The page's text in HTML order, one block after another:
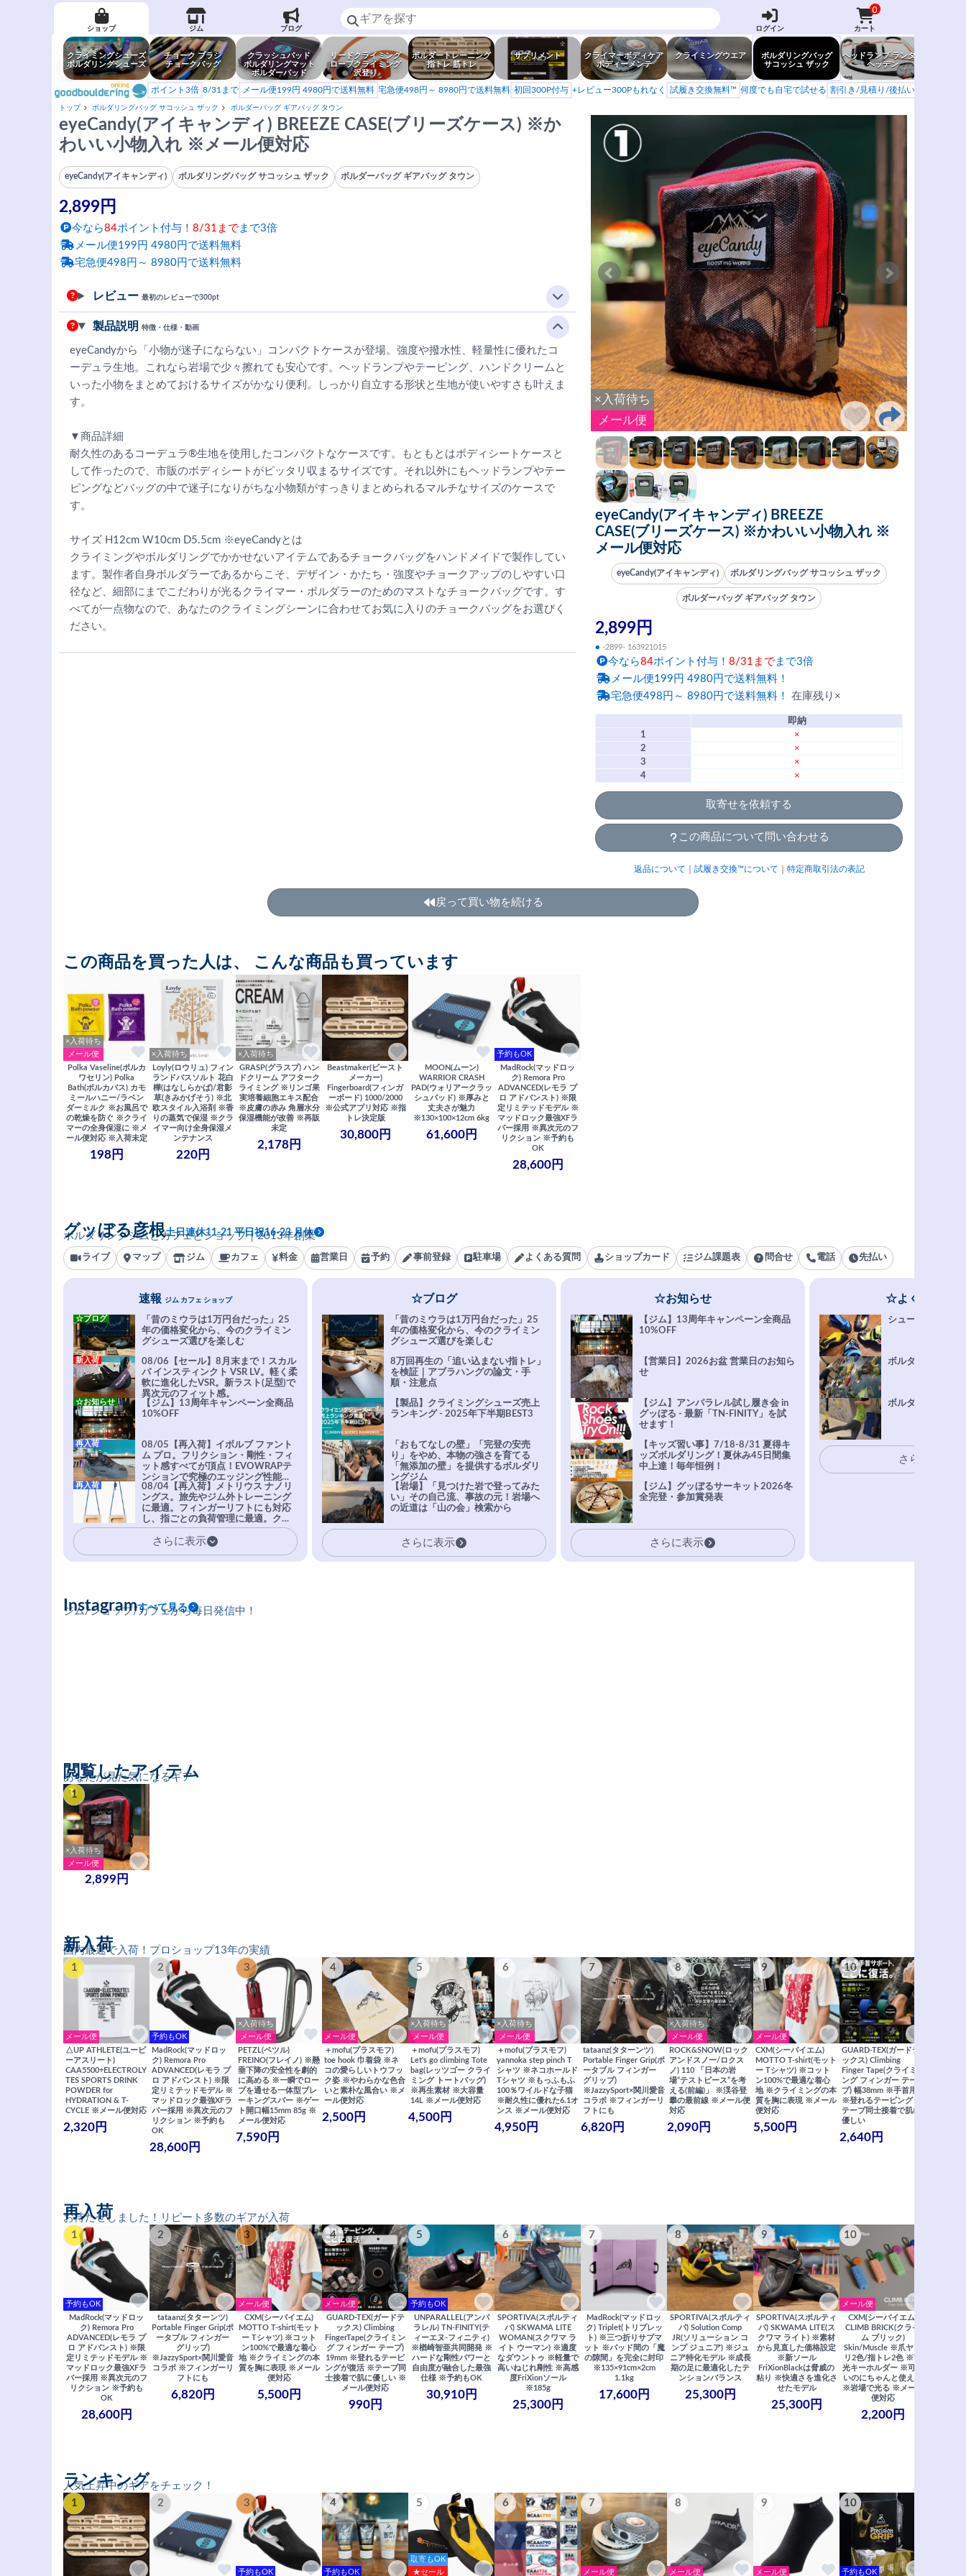
ショップ ジム ブログ ログイン
0
カート
クライミングシューズ
ボルダリングシューズ
チョーク ブラシ
チョークバッグ
クラッシュパッド
ボルダリングマット
ボルダーパッド
リードクライミング
ロープクライミング
沢登り
ボルダートレーニング
指トレ 筋トレ
サプリメント
クライマーボディケア
ボディーメンテ
クライミングウエア
ボルダリングバッグ
サコッシュ ザック
ヘッドランプ ランタン
ヘッデン
ポイント3倍 8/31まで メール便199円 4980円で送料無料 宅急便498円～ 8980円で送料無料 初回300P付与 +レビュー300Pもれなく 試履き交換無料™ 何度でも自宅で試せる 割引き/見積り/後払い
トップ ボルダリングバッグ サコッシュ ザック ボルダーバッグ ギアバッグ タウン
×入荷待ち
メール便
eyeCandy(アイキャンディ) BREEZE
CASE(ブリーズケース) ※かわいい小物入れ ※
メール便対応
eyeCandy(アイキャンディ) ボルダリングバッグ サコッシュ ザック
ボルダーバッグ ギアバッグ タウン
2,899円
● -2899- 163921015
今なら84ポイント付与！ 8/31まで まで3倍
メール便199円 4980円で送料無料！
宅急便498円～ 8980円で送料無料！ 在庫残り×
即納
1
×
2
×
3
×
4
×
取寄せを依頼する
この商品について問い合わせる
返品について 試履き交換™について 特定商取引法の表記
eyeCandy(アイキャンディ) BREEZE CASE(ブリーズケース) ※か
わいい小物入れ ※メール便対応
eyeCandy(アイキャンディ) ボルダリングバッグ サコッシュ ザック ボルダーバッグ ギアバッグ タウン
2,899円
今なら84ポイント付与！ 8/31まで まで3倍
メール便199円 4980円で送料無料
宅急便498円～ 8980円で送料無料
レビュー 最初のレビューで300pt
製品説明 特徴・仕様・動画
eyeCandyから「小物が迷子にならない」コンパクトケースが登場。強度や撥水性、軽量性に優れたコ
ーデュラ生地。これなら岩場で少々擦れても安心です。ヘッドランプやテーピング、ハンドクリームと
いった小物をまとめておけるサイズがかなり便利。しっかり自立する形状と生地が使いやすさも叶えま
す。
▼商品詳細
耐久性のあるコーデュラ®︎生地を使用したコンパクトなケースです。もともとはボディシートケースと
して作ったので、市販のボディシートがピッタリ収まるサイズです。それ以外にもヘッドランプやテー
ピングなどバッグの中で迷子になりがちな小物類がすっきりまとめられるマルチなサイズのケースで
す。
サイズ H12cm W10cm D5.5cm ※eyeCandyとは
クライミングやボルダリングでかかせないアイテムであるチョークバッグをハンドメイドで製作してい
ます。製作者自身ボルダラーであるからこそ、デザイン・かたち・強度やチョークアップのしやすい口
径など、細部にまでこだわりが光るクライマー・ボルダラーのためのマストなチョークバッグです。す
べてが一点物なので、あなたのクライミングシーンに合わせてお気に入りのチョークバッグをお選びく
ださい。
戻って買い物を続ける
この商品を買った人は、 こんな商品も買っています
×入荷待ち
メール便
Polka Vaseline(ポルカ
ワセリン) Polka
Bath(ポルカバス) カモ
ミールハニー/ラベン
ダーミルク ※お風呂で
の乾燥を防ぐ ※クライ
マーの全身保湿に ※メ
ール便対応 ※入荷未定
198円
×入荷待ち
Loyly(ロウリュ) フィン
ランドバスソルト 花白
樺(はなしらかば)/君影
草(きみかげそう) ※北
欧スタイル入浴剤 ※香
りの蒸気で保湿 ※クラ
イマー向け全身保湿メ
ンテナンス
220円
×入荷待ち
GRASP(グラスプ) ハン
ドクリーム アフターク
ライミング ※リンゴ果
実培養細胞エキス配合
※皮膚の赤み 角層水分
保湿機能が改善 ※再販
未定
2,178円
Beastmaker(ビースト
メーカー)
Fingerboard(フィンガ
ーボード) 1000/2000
※公式アプリ対応 ※指
トレ決定版
30,800円
MOON(ムーン)
WARRIOR CRASH
PAD(ウォリアークラッ
シュパッド) ※厚みと
丈夫さが魅力
※130×100×12cm 6kg
61,600円
予約もOK
MadRock(マッドロッ
ク) Remora Pro
ADVANCED(レモラ プ
ロ アドバンスト) ※限
定リミテッドモデル ※
マッドロック最強XFラ
バー採用 ※異次元のフ
リクション ※予約も
OK
28,600円
ボルダリングジムとカフェとショップ｜2013年創業
グッぼる彦根土日連休11-21 平日祝16-23 月休
ライブ マップ ジム カフェ 料金 営業日 予約 事前登録 駐車場 よくある質問 ショップカード ジム課題表 問合せ 電話 先払い
速報 ジム カフェ ショップ
「昔のミウラは1万円台だった」25
年の価格変化から、今のクライミン
グシューズ選びを楽しむ
☆ブログ
08/06【セール】8月末まで！スカル
パ インスティンクト VSR LV。軽く柔
軟に進化したVSR。新ラスト(足型)で
異次元のフィット感。
新入荷
【ジム】13周年キャンペーン全商品
10%OFF
☆お知らせ
08/05【再入荷】イボルブ ファント
ム プロ。フリクション・剛性・フィ
ット感すべてが頂点！EVOWRAPテ
ンションで究極のエッジング性能を
実現。進化系ラバーEvo-74はTRAX
を凌駕する粘着力で極小ホールドに
安心感。
再入荷
08/04【再入荷】メトリウス ナノリ
ングス。旅先やジム外トレーニング
に最適。フィンガーリフトにも対応
し、指ごとの負荷管理に最適。クラ
イマーの指を本気で鍛えるギア。
再入荷
さらに表示
☆ブログ
「昔のミウラは1万円台だった」25
年の価格変化から、今のクライミン
グシューズ選びを楽しむ
8万回再生の「追い込まない指トレ」
を検証｜アブラハングの論文・手
順・注意点
【製品】クライミングシューズ売上
ランキング - 2025年下半期BEST3
「おもてなしの壁」「完登の安売
り」をやめ、本物の強さを育てる
「無添加の壁」を提供するボルダリ
ングジム
【岩場】「見つけた岩で登ってみた
い」その自己流、事故の元！岩場へ
の近道は「山の会」検索から
さらに表示
☆お知らせ
【ジム】13周年キャンペーン全商品
10%OFF
【営業日】2026お盆 営業日のお知ら
せ
【ジム】アンパラレル試し履き会 in
グッぼる - 最新「TN-FINITY」を試
せます！
【キッズ習い事】7/18-8/31 夏得キ
ッズボルダリング！夏休み45日間集
中上達！毎年恒例！
【ジム】グッぼるサーキット2026冬
全完登・参加賞発表
さらに表示
☆よくある質
シューズ選びFAQ
ボルダリング上達
ボルダリングトレ
さらに表示
ジム/ショップ/カフェから毎日発信中！
Instagramすべて見る
あなたが見た気になるギア
閲覧したアイテム
1
×入荷待ち
メール便
2,899円
国内最速で入荷！プロショップ13年の実績
新入荷
1
メール便
△UP ATHLETE(ユーピ
ーアスリート)
CAA5500+ELECTROLY
TES SPORTS DRINK
POWDER for
HYDRATION & T-
CYCLE ※メール便対応
2,320円
2
予約もOK
MadRock(マッドロッ
ク) Remora Pro
ADVANCED(レモラ プ
ロ アドバンスト) ※限
定リミテッドモデル ※
マッドロック最強XFラ
バー採用 ※異次元のフ
リクション ※予約も
OK
28,600円
3
×入荷待ち
メール便
PETZL(ペツル)
FREINO(フレイノ) ※懸
垂下降の安全性を劇的
に高める ※一瞬でロー
プを通せる一体型ブレ
ーキングスパー ※ゲー
ト開口幅15mm 85g ※
メール便対応
7,590円
4
メール便
＋mofu(プラスモフ)
toe hook 巾着袋 ※ネ
コの愛らしいトウフッ
ク姿 ※やわらかな色合
いと素朴な風合い ※メ
ール便対応
2,500円
5
×入荷待ち
メール便
＋mofu(プラスモフ)
Let's go climbing Tote
bag(レッツゴー クライ
ミング トートバッグ)
※再生素材 ※大容量
14L ※メール便対応
4,500円
6
×入荷待ち
メール便
＋mofu(プラスモフ)
yannoka step pinch T
シャツ ※ネコホールド
Tシャツ ※もっふもふ
100％ワイルドな子猫
※耐久性に優れた6.1オ
ンス ※メール便対応
4,950円
7
tataanz(タターンツ)
Portable Finger Grip(ポ
ータブル フィンガー
グリップ)
※JazzySport×関川愛音
コラボ ※フィンガーリ
フトにも
6,820円
8
×入荷待ち
メール便
ROCK&SNOW(ロック
アンドスノー/ロクス
ノ) 110 「日本の岩
場“テストピース”を考
える(前編)」 ※渓谷登
攀の最前線 ※メール便
対応
2,090円
9
メール便
CXM(シーバイエム)
MOTTO T-shirt(モット
ー Tシャツ) ※コット
ン100%で最適な着心
地 ※クライミングの本
質を胸に表現 ※メール
便対応
5,500円
10
GUARD-TEX(ガードテ
ックス) Climbing
Finger Tape(クライミ
ング フィンガー テー
プ) 幅38mm ※手首用
※登れるテーピング ※
テープ同士接着で肌に
優しい
2,640円
お待たせしました！リピート多数のギアが入荷
再入荷
1
予約もOK
MadRock(マッドロッ
ク) Remora Pro
ADVANCED(レモラ プ
ロ アドバンスト) ※限
定リミテッドモデル ※
マッドロック最強XFラ
バー採用 ※異次元のフ
リクション ※予約も
OK
28,600円
2
tataanz(タターンツ)
Portable Finger Grip(ポ
ータブル フィンガー
グリップ)
※JazzySport×関川愛音
コラボ ※フィンガーリ
フトにも
6,820円
3
メール便
CXM(シーバイエム)
MOTTO T-shirt(モット
ー Tシャツ) ※コット
ン100%で最適な着心
地 ※クライミングの本
質を胸に表現 ※メール
便対応
5,500円
4
メール便
GUARD-TEX(ガードテ
ックス) Climbing
FingerTape(クライミン
グ フィンガー テープ)
19mm ※登れるテーピ
ングが復活 ※テープ同
士接着で肌に優しい ※
メール便対応
990円
5
予約もOK
UNPARALLEL(アンパ
ラレル) TN-FINITY(テ
ィーエヌ-フィニティ)
※楢崎智亜共同開発 ※
ハードな剛性パワーと
自由度が融合した最強
仕様 ※予約もOK
30,910円
6
SPORTIVA(スポルティ
バ) SKWAMA LITE
WOMAN(スクワマ ラ
イト ウーマン) ※適度
なダウントゥ ※軽量で
高いねじれ剛性 ※高感
度FriXionソール
※185g
25,300円
7
MadRock(マッドロッ
ク) Triplet(トリプレッ
ト) ※三つ折りサブマ
ット ※パッド間の「魔
の隙間」を完全に封印
※135×91cm×2cm
1.1kg
17,600円
8
SPORTIVA(スポルティ
バ) Solution Comp
JR(ソリューション コ
ンプ ジュニア) ※ジュ
ニア特化モデル ※成長
期の足に最適化したテ
ンションバランス
25,300円
9
SPORTIVA(スポルティ
バ) SKWAMA LITE(ス
クワマ ライト) ※素材
から見直した価格設定
※新ソール
FriXionBlackは脅威の
粘り ※快適さを進化さ
せたモデル
25,300円
10
メール便
CXM(シーバイエム)
CLIMB BRICK(クライ
ム ブリック)
Skin/Muscle ※爪ヤス
リ2色/指トレ2色 ※蓄
光キーホルダー ※可愛
いのにちゃんと使える
※岩場で光る ※メール
便対応
2,200円
人気上昇中のギアをチェック！
ランキング
1 2 3
予約もOK
4
予約もOK
5
取寄もOK
★セール
6 7
メール便
8
メール便
9
メール便
10
予約もOK